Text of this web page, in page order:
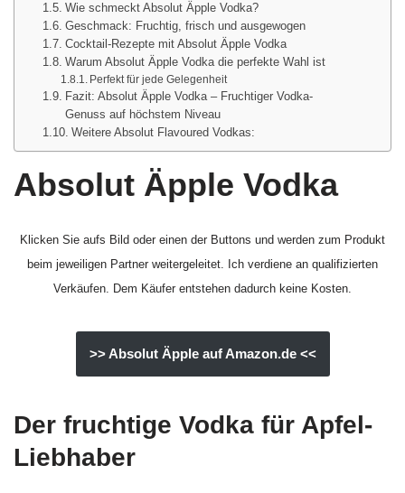
Wie schmeckt Absolut Äpple Vodka?
Geschmack: Fruchtig, frisch und ausgewogen
Cocktail-Rezepte mit Absolut Äpple Vodka
Warum Absolut Äpple Vodka die perfekte Wahl ist
Perfekt für jede Gelegenheit
Fazit: Absolut Äpple Vodka – Fruchtiger Vodka-
Genuss auf höchstem Niveau
Weitere Absolut Flavoured Vodkas:
Absolut Äpple Vodka
Klicken Sie aufs Bild oder einen der Buttons und werden zum Produkt
beim jeweiligen Partner weitergeleitet. Ich verdiene an qualifizierten
Verkäufen. Dem Käufer entstehen dadurch keine Kosten.
>> Absolut Äpple auf Amazon.de <<
Der fruchtige Vodka für Apfel-
Liebhaber